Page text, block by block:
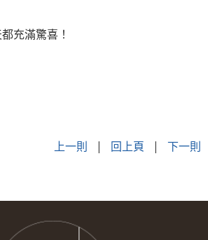
充滿驚喜！
上一則 | 回上頁 | 下一則